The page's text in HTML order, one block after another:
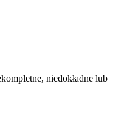
niedokładne lub